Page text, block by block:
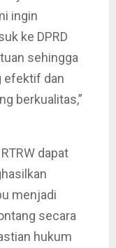
ingin
ke DPRD
sehingga
efektif dan
berkualitas,”
dapat
menjadi
secara
hukum